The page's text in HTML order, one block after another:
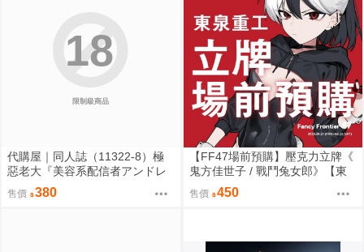
限制級商品
18
代購屋｜同人誌（11322-8）極
惡老大『美容系配信者アンドレ
アルフスと解説のヴァサゴさ
ん』龍童誠斗 隠秘哲学社
售價 380
【FF47場前預購】壓克力立牌《
鬼方佳世子 / 戰鬥兔女郎》【東
泉重工】[ 蔚藍檔案 ブルアカ / 鬼
方佳世子 カヨコ ]
售價 450